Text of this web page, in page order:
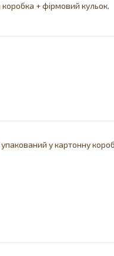
+ фірмовий кульок.
упакований у картонну